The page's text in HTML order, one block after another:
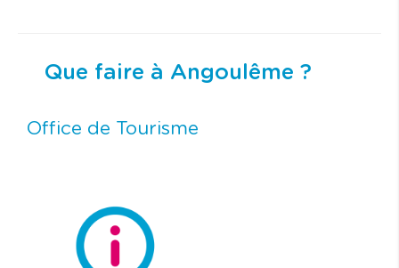
Que faire à Angoulême ?
Office de Tourisme